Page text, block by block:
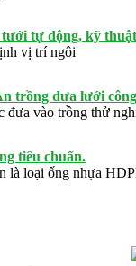
tự động, kỹ
vị trí ngôi
trồng dưa lưới
đưa vào trồng thử
tiêu chuẩn.
là loại ống nhựa